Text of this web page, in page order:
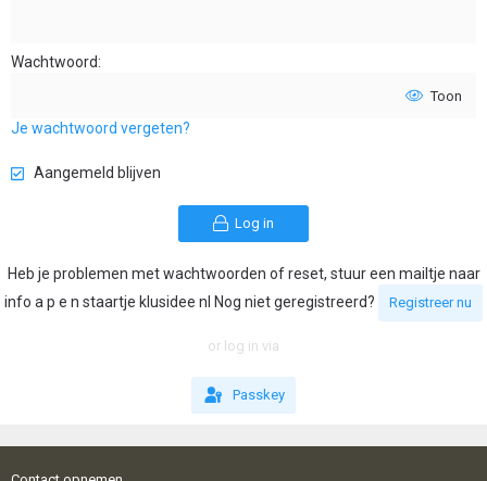
Wachtwoord
Toon
Je wachtwoord vergeten?
Aangemeld blijven
Log in
Heb je problemen met wachtwoorden of reset, stuur een mailtje naar
info a p e n staartje klusidee nl Nog niet geregistreerd?
Registreer nu
or log in via
Passkey